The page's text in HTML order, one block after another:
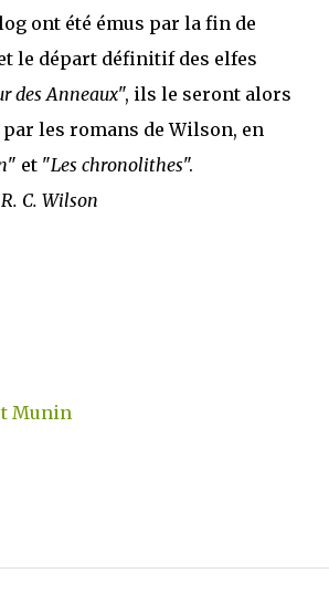
ont été émus par la fin de
le départ définitif des elfes
des Anneaux", ils le seront alors
les romans de Wilson, en
" et "Les chronolithes".
C. Wilson
Munin